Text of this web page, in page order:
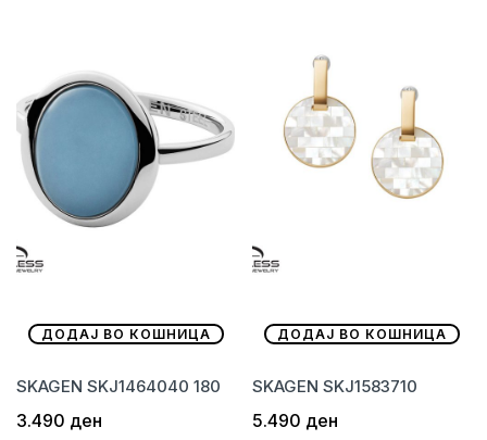
ДОДАЈ ВО КОШНИЦА
SKAGEN SKJ1464040 180
3.490 ден
ДОДАЈ ВО КОШНИЦА
SKAGEN SKJ1583710
5.490 ден
КРЕИРАЈ НАЛОГ